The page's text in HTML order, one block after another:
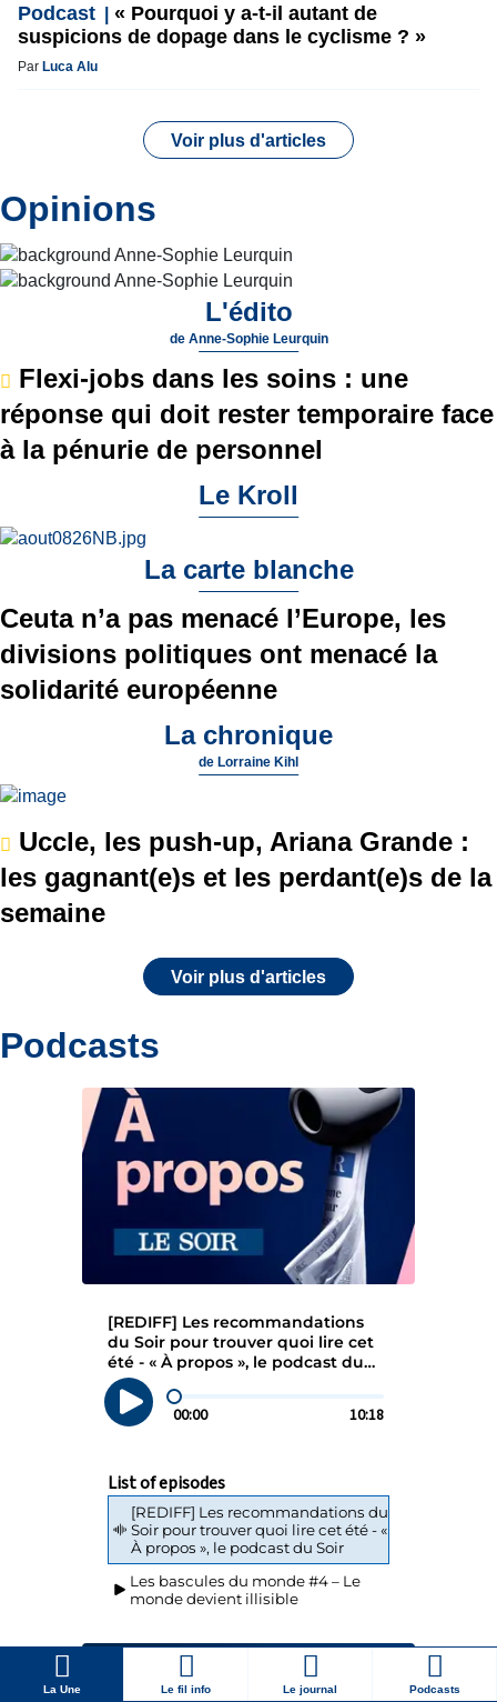
La Une Le fil info Le journal Podcasts
Podcast
« Pourquoi y a-t-il autant de
suspicions de dopage dans le cyclisme ? »
Par Luca Alu
Voir plus d'articles
Opinions
L'édito
de Anne-Sophie Leurquin
Flexi-jobs dans les soins : une
réponse qui doit rester temporaire face
à la pénurie de personnel
Le Kroll
La carte blanche
Ceuta n’a pas menacé l’Europe, les
divisions politiques ont menacé la
solidarité européenne
La chronique
de Lorraine Kihl
Uccle, les push-up, Ariana Grande :
les gagnant(e)s et les perdant(e)s de la
semaine
Voir plus d'articles
Podcasts